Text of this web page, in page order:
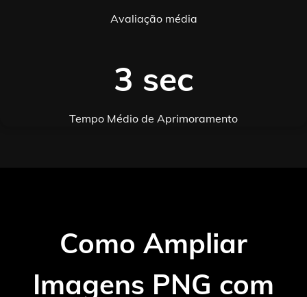
Avaliação média
3 sec
Tempo Médio de Aprimoramento
Como Ampliar
Imagens PNG com